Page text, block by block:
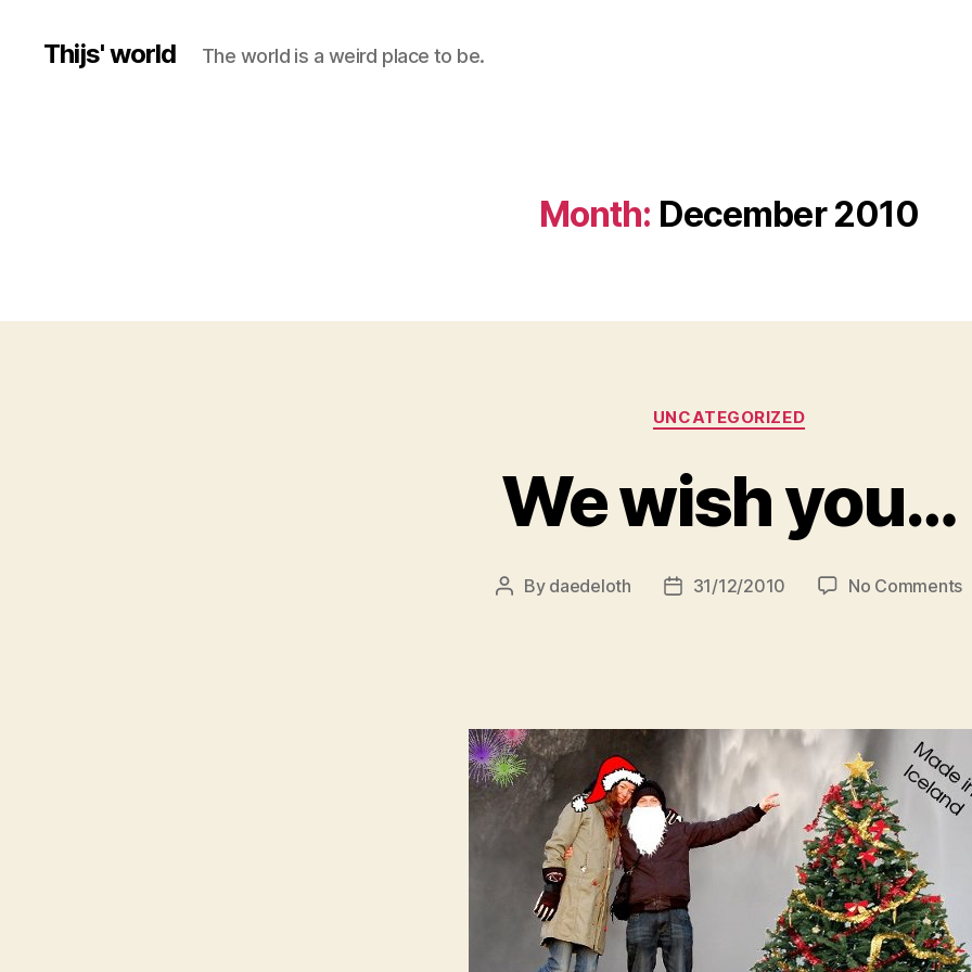
Thijs' world The world is a weird place to be.
Month: December 2010
Categories
UNCATEGORIZED
We wish you…
Post
By daedeloth
Post31/12/2010 No Commentson